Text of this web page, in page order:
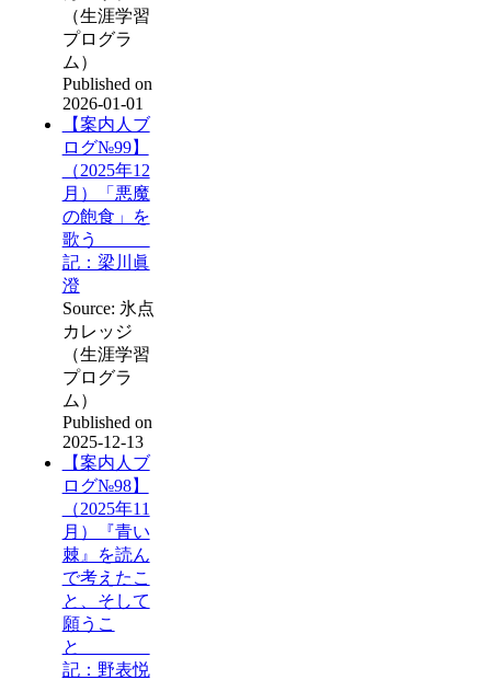
（生涯学習
プログラ
ム）
Published on
2026-01-01
【案内人ブ
ログ№99】
（2025年12
月）「悪魔
の飽食」を
歌う
記：梁川眞
澄
Source: 氷点
カレッジ
（生涯学習
プログラ
ム）
Published on
2025-12-13
【案内人ブ
ログ№98】
（2025年11
月）『青い
棘』を読ん
で考えたこ
と、そして
願うこ
と
記：野表悦